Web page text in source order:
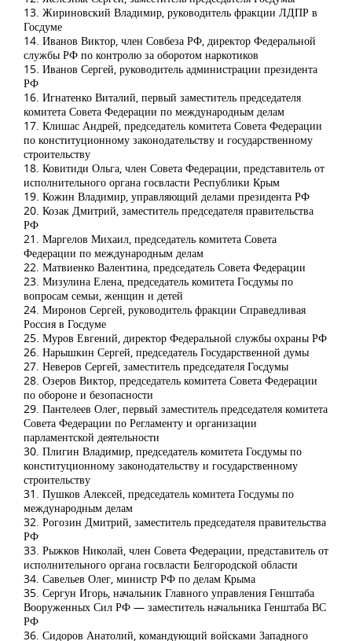
13. Жириновский Владимир, руководитель фракции ЛДПР в
Госдуме
14. Иванов Виктор, член Совбеза РФ, директор Федеральной
службы РФ по контролю за оборотом наркотиков
15. Иванов Сергей, руководитель администрации президента
РФ
16. Игнатенко Виталий, первый заместитель председателя
комитета Совета Федерации по международным делам
17. Клишас Андрей, председатель комитета Совета Федерации
по конституционному законодательству и государственному
строительству
18. Ковитиди Ольга, член Совета Федерации, представитель от
исполнительного органа госвласти Республики Крым
19. Кожин Владимир, управляющий делами президента РФ
20. Козак Дмитрий, заместитель председателя правительства
РФ
21. Маргелов Михаил, председатель комитета Совета
Федерации по международным делам
22. Матвиенко Валентина, председатель Совета Федерации
23. Мизулина Елена, председатель комитета Госдумы по
вопросам семьи, женщин и детей
24. Миронов Сергей, руководитель фракции Справедливая
Россия в Госдуме
25. Муров Евгений, директор Федеральной службы охраны РФ
26. Нарышкин Сергей, председатель Государственной думы
27. Неверов Сергей, заместитель председателя Госдумы
28. Озеров Виктор, председатель комитета Совета Федерации
по обороне и безопасности
29. Пантелеев Олег, первый заместитель председателя комитета
Совета Федерации по Регламенту и организации
парламентской деятельности
30. Плигин Владимир, председатель комитета Госдумы по
конституционному законодательству и государственному
строительству
31. Пушков Алексей, председатель комитета Госдумы по
международным делам
32. Рогозин Дмитрий, заместитель председателя правительства
РФ
33. Рыжков Николай, член Совета Федерации, представитель от
исполнительного органа госвласти Белгородской области
34. Савельев Олег, министр РФ по делам Крыма
35. Сергун Игорь, начальник Главного управления Генштаба
Вооруженных Сил РФ — заместитель начальника Генштаба ВС
РФ
36. Сидоров Анатолий, командующий войсками Западного